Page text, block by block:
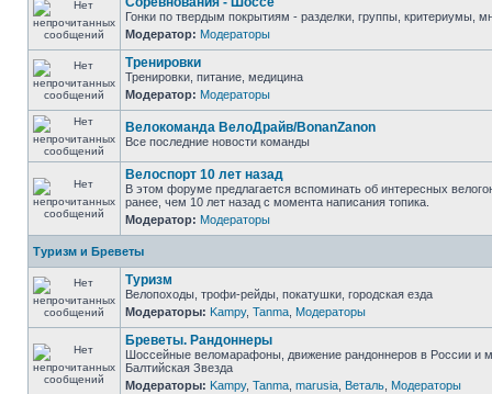
Гонки по твердым покрытиям - разделки, группы, критериумы,
Модератор: Модераторы
Тренировки
Тренировки, питание, медицина
Модератор: Модераторы
Велокоманда ВелоДрайв/BonanZanon
Все последние новости команды
Велоспорт 10 лет назад
В этом форуме предлагается вспоминать об интересных
ранее, чем 10 лет назад с момента написания топика.
Модератор: Модераторы
Туризм и Бреветы
Туризм
Велопоходы, трофи-рейды, покатушки, городская езда
Модераторы: Kampy, Tanma Модераторы
Бреветы. Рандоннеры
Шоссейные веломарафоны, движение рандоннеров в России и
Балтийская Звезда
Модераторы: Kampy, Tanma marusia Веталь Модераторы